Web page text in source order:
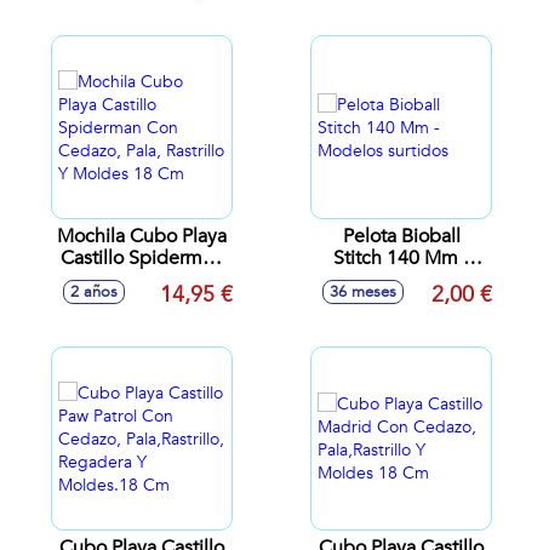
Mochila Cubo Playa
Castillo Spiderman
Con Cedazo, Pala,
Rastrillo Y Moldes
2 años 14,95 €
Pelota Bioball
Stitch 140 Mm -
Modelos surtidos
36 meses 2,00 €